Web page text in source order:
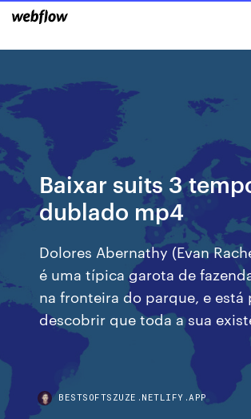
Baixar suits 3
dublado mp4
Dolores Abernathy (Evan
é uma típica garota de
na fronteira do parque, e está
descobrir que toda a sua
BESTSOFTSZUZE.NETLIFY.APP